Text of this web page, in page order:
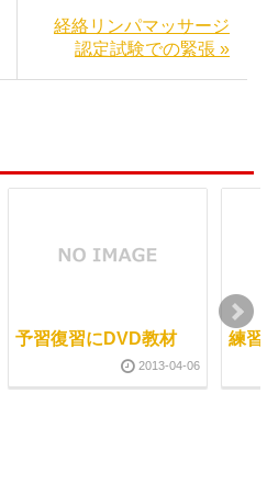
経絡リンパマッサージ
認定試験での緊張 »
予習復習にDVD教材
2013-04-06
練